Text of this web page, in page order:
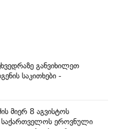
განვიხილეთ
საკითხები -
მიერ 8 აგვისტოს
საქართველოს ეროვნული